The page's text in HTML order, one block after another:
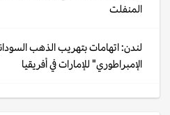
المنفلت
لندن: اتهامات بتهريب الذهب
الإمبراطوري" للإمارات في أفريقيا